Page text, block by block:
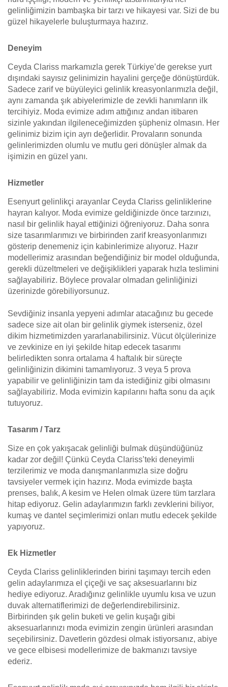
gelinliğimizin bambaşka bir tarzı ve hikayesi var. Sizi de bu
güzel hikayelerle buluşturmaya hazırız.
Deneyim
Ceyda Clariss markamızla gerek Türkiye’de gerekse yurt
dışındaki sayısız gelinimizin hayalini gerçeğe dönüştürdük.
Sadece zarif ve büyüleyici gelinlik kreasyonlarımızla değil,
aynı zamanda şık abiyelerimizle de zevkli hanımların ilk
tercihiyiz. Moda evimize adım attığınız andan itibaren
sizinle yakından ilgileneceğimizden şüpheniz olmasın. Her
gelinimiz bizim için ayrı değerlidir. Provaların sonunda
gelinlerimizden olumlu ve mutlu geri dönüşler almak da
işimizin en güzel yanı.
Hizmetler
Esenyurt gelinlikçi arayanlar Ceyda Clariss gelinliklerine
hayran kalıyor. Moda evimize geldiğinizde önce tarzınızı,
nasıl bir gelinlik hayal ettiğinizi öğreniyoruz. Daha sonra
size tasarımlarımızı ve birbirinden zarif kreasyonlarımızı
gösterip denemeniz için kabinlerimize alıyoruz. Hazır
modellerimiz arasından beğendiğiniz bir model olduğunda,
gerekli düzeltmeleri ve değişiklikleri yaparak hızla teslimini
sağlayabiliriz. Böylece provalar olmadan gelinliğinizi
üzerinizde görebiliyorsunuz.
Sevdiğiniz insanla yepyeni adımlar atacağınız bu gecede
sadece size ait olan bir gelinlik giymek isterseniz, özel
dikim hizmetimizden yararlanabilirsiniz. Vücut ölçülerinize
ve zevkinize en iyi şekilde hitap edecek tasarımı
belirledikten sonra ortalama 4 haftalık bir süreçte
gelinliğinizin dikimini tamamlıyoruz. 3 veya 5 prova
yapabilir ve gelinliğinizin tam da istediğiniz gibi olmasını
sağlayabiliriz. Moda evimizin kapılarını hafta sonu da açık
tutuyoruz.
Tasarım / Tarz
Size en çok yakışacak gelinliği bulmak düşündüğünüz
kadar zor değil! Çünkü Ceyda Clariss’teki deneyimli
terzilerimiz ve moda danışmanlarımızla size doğru
tavsiyeler vermek için hazırız. Moda evimizde başta
prenses, balık, A kesim ve Helen olmak üzere tüm tarzlara
hitap ediyoruz. Gelin adaylarımızın farklı zevklerini biliyor,
kumaş ve dantel seçimlerimizi onları mutlu edecek şekilde
yapıyoruz.
Ek Hizmetler
Ceyda Clariss gelinliklerinden birini taşımayı tercih eden
gelin adaylarımıza el çiçeği ve saç aksesuarlarını biz
hediye ediyoruz. Aradığınız gelinlikle uyumlu kısa ve uzun
duvak alternatiflerimizi de değerlendirebilirsiniz.
Birbirinden şık gelin buketi ve gelin kuşağı gibi
aksesuarlarınızı moda evimizin zengin ürünleri arasından
seçebilirsiniz. Davetlerin gözdesi olmak istiyorsanız, abiye
ve gece elbisesi modellerimize de bakmanızı tavsiye
ederiz.